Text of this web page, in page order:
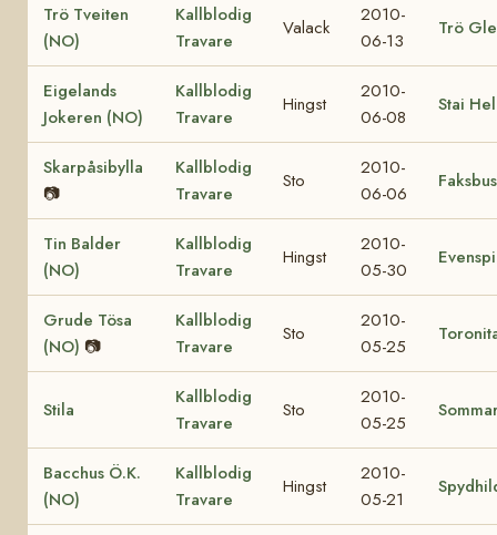
Trö Tveiten
(NO)
Kallblodig
Travare
Valack
2010-
06-13
Trö
Eigelands
Jokeren (NO)
Kallblodig
Travare
Hingst
2010-
06-08
Stai
Skarpåsibylla
📷
Kallblodig
Travare
Sto
2010-
06-06
Tin Balder
(NO)
Kallblodig
Travare
Hingst
2010-
05-30
Grude Tösa
(NO) 📷
Kallblodig
Travare
Sto
2010-
05-25
Stila
Kallblodig
Travare
Sto
2010-
05-25
Bacchus Ö.K.
(NO)
Kallblodig
Travare
Hingst
2010-
05-21